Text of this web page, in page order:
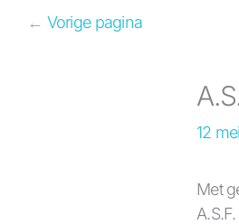
← Vorige pagina
12
Met